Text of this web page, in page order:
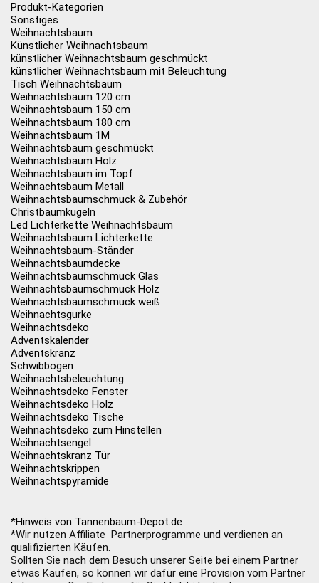
Produkt-Kategorien
Sonstiges
Weihnachtsbaum
Künstlicher Weihnachtsbaum
künstlicher Weihnachtsbaum geschmückt
künstlicher Weihnachtsbaum mit Beleuchtung
Tisch Weihnachtsbaum
Weihnachtsbaum 120 cm
Weihnachtsbaum 150 cm
Weihnachtsbaum 180 cm
Weihnachtsbaum 1M
Weihnachtsbaum geschmückt
Weihnachtsbaum Holz
Weihnachtsbaum im Topf
Weihnachtsbaum Metall
Weihnachtsbaumschmuck & Zubehör
Christbaumkugeln
Led Lichterkette Weihnachtsbaum
Weihnachtsbaum Lichterkette
Weihnachtsbaum-Ständer
Weihnachtsbaumdecke
Weihnachtsbaumschmuck Glas
Weihnachtsbaumschmuck Holz
Weihnachtsbaumschmuck weiß
Weihnachtsgurke
Weihnachtsdeko
Adventskalender
Adventskranz
Schwibbogen
Weihnachtsbeleuchtung
Weihnachtsdeko Fenster
Weihnachtsdeko Holz
Weihnachtsdeko Tische
Weihnachtsdeko zum Hinstellen
Weihnachtsengel
Weihnachtskranz Tür
Weihnachtskrippen
Weihnachtspyramide
*Hinweis von Tannenbaum-Depot.de
*Wir nutzen Affiliate Partnerprogramme und verdienen an
qualifizierten Käufen.
Sollten Sie nach dem Besuch unserer Seite bei einem Partner
etwas Kaufen, so können wir dafür eine Provision vom Partner